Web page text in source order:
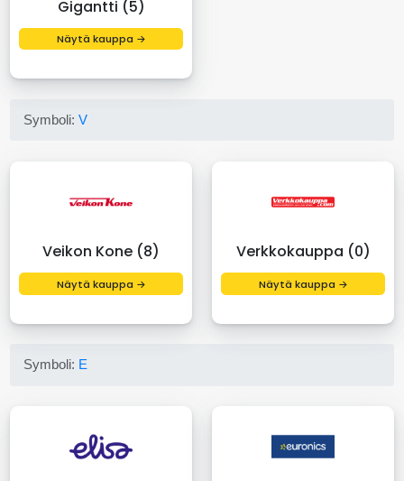
Gigantti (5)
Näytä kauppa →
Symboli:V
Veikon Kone (8)
Näytä kauppa →
Verkkokauppa (0)
Näytä kauppa →
Symboli: E